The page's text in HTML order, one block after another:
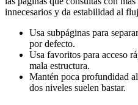
innecesarios y da estabilidad al
Usa subpáginas para
por defecto.
Usa favoritos para acceso
mala estructura.
Mantén poca profundidad
dos niveles suelen bastar.